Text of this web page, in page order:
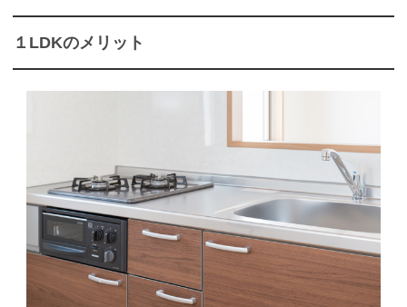
１LDKのメリット